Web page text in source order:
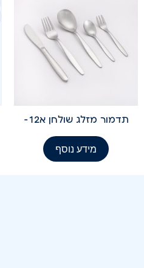
תדמור מזלג שולחן א12-
מידע נוסף